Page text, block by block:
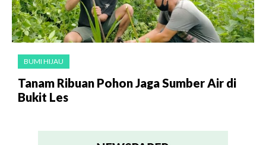
BUMI HIJAU
Tanam Ribuan Pohon Jaga Sumber Air di
Bukit Les